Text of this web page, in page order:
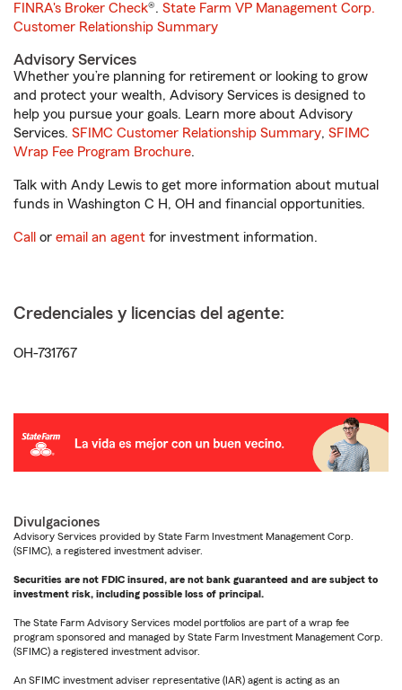
FINRA's Broker Check®. State Farm VP Management Corp.
Customer Relationship Summary
Advisory Services
Whether you’re planning for retirement or looking to grow
and protect your wealth, Advisory Services is designed to
help you pursue your goals. Learn more about Advisory
Services. SFIMC Customer Relationship Summary, SFIMC
Wrap Fee Program Brochure.
Talk with Andy Lewis to get more information about mutual
funds in Washington C H, OH and financial opportunities.
Call or email an agent for investment information.
Credenciales y licencias del agente:
OH-731767
Divulgaciones
Advisory Services provided by State Farm Investment Management Corp.
(SFIMC), a registered investment adviser.
Securities are not FDIC insured, are not bank guaranteed and are subject to
investment risk, including possible loss of principal.
The State Farm Advisory Services model portfolios are part of a wrap fee
program sponsored and managed by State Farm Investment Management Corp.
(SFIMC) a registered investment advisor.
An SFIMC investment adviser representative (IAR) agent is acting as an